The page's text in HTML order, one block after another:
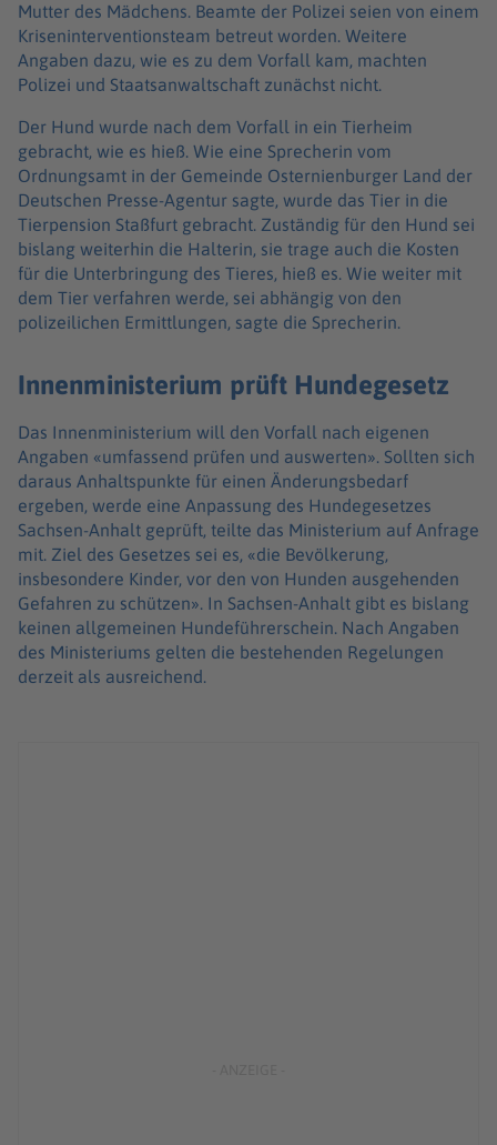
Mutter des Mädchens. Beamte der Polizei seien von einem
Kriseninterventionsteam betreut worden. Weitere
Angaben dazu, wie es zu dem Vorfall kam, machten
Polizei und Staatsanwaltschaft zunächst nicht.
Der Hund wurde nach dem Vorfall in ein Tierheim
gebracht, wie es hieß. Wie eine Sprecherin vom
Ordnungsamt in der Gemeinde Osternienburger Land der
Deutschen Presse-Agentur sagte, wurde das Tier in die
Tierpension Staßfurt gebracht. Zuständig für den Hund sei
bislang weiterhin die Halterin, sie trage auch die Kosten
für die Unterbringung des Tieres, hieß es. Wie weiter mit
dem Tier verfahren werde, sei abhängig von den
polizeilichen Ermittlungen, sagte die Sprecherin.
Innenministerium prüft Hundegesetz
Das Innenministerium will den Vorfall nach eigenen
Angaben «umfassend prüfen und auswerten». Sollten sich
daraus Anhaltspunkte für einen Änderungsbedarf
ergeben, werde eine Anpassung des Hundegesetzes
Sachsen-Anhalt geprüft, teilte das Ministerium auf Anfrage
mit. Ziel des Gesetzes sei es, «die Bevölkerung,
insbesondere Kinder, vor den von Hunden ausgehenden
Gefahren zu schützen». In Sachsen-Anhalt gibt es bislang
keinen allgemeinen Hundeführerschein. Nach Angaben
des Ministeriums gelten die bestehenden Regelungen
derzeit als ausreichend.